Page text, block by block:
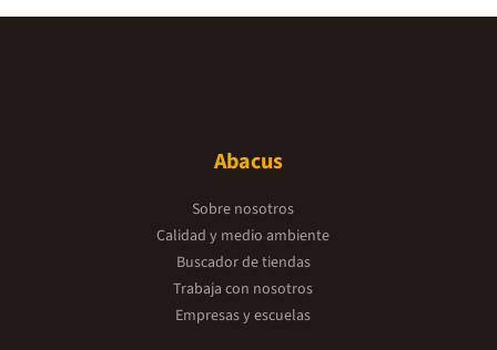
Abacus
Sobre nosotros
Calidad y medio ambiente
Buscador de tiendas
Trabaja con nosotros
Empresas y escuelas